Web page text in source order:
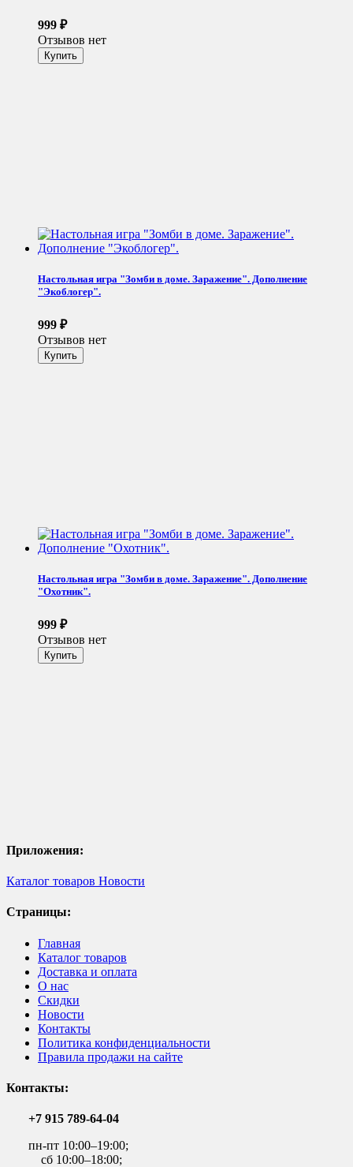
999 ₽
Отзывов нет
Настольная игра "Зомби в доме. Заражение". Дополнение
"Экоблогер".
999 ₽
Отзывов нет
Настольная игра "Зомби в доме. Заражение". Дополнение
"Охотник".
999 ₽
Отзывов нет
Приложения:
Каталог товаров Новости
Страницы:
Главная
Каталог товаров
Доставка и оплата
О нас
Скидки
Новости
Контакты
Политика конфиденциальности
Правила продажи на сайте
Контакты:
+7 915 789-64-04
пн-пт 10:00–19:00;
сб 10:00–18:00;